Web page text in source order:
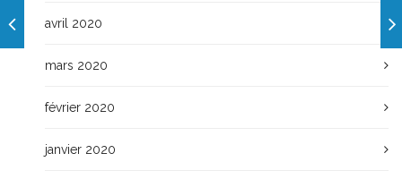
avril 2020
mars 2020
février 2020
janvier 2020